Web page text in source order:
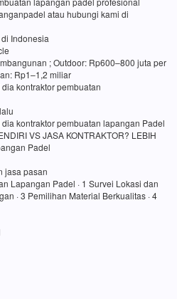
atau hubungi kami di
Indonesia
; Outdoor: Rp600–800 juta per
Rp1–1,2 miliar
kontraktor pembuatan
kontraktor pembuatan lapangan Padel
VS JASA KONTRAKTOR? LEBIH
Padel
jasa pasan
Lapangan Padel · 1 Survei Lokasi dan
· 3 Pemilihan Material Berkualitas · 4